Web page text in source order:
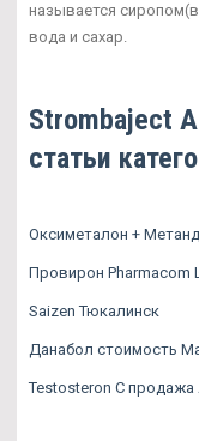
называется
вода и сахар.
Strombaject
статьи
Оксиметалон +
Провирон Pharmacom
Saizen Тюкалинск
Данабол стоимость
Testosteron C продажа